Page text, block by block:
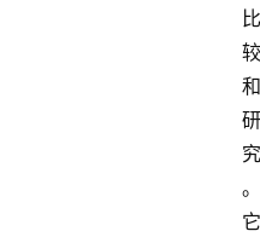
比
较
和
研
究
。
它